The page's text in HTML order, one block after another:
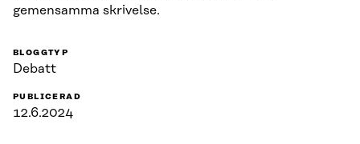
gemensamma skrivelse.
BLOGGTYP
Debatt
PUBLICERAD
12.6.2024